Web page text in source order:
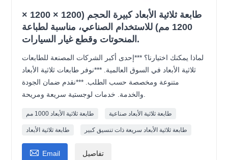
طابعة ثلاثية الأبعاد كبيرة الحجم (1200 × 1200 ×
1200 مم) للاستخدام الصناعي، مناسبة لطباعة
المنحوتات وقطع غيار السيارات.
لماذا يمكنك اختيارنا؟ ***إحدى أكبر الشركات المصنعة للطابعات
ثلاثية الأبعاد في السوق العالمية. ***نوفر طابعات ثلاثية الأبعاد
متنوعة ومخصصة حسب الطلب. ***نقدم ضمان الجودة
طابعة ثلاثية الأبعاد 1000 مم طابعة ثلاثية الأبعاد صناعية
طابعة ثلاثية الأبعاد طابعة ثلاثية الأبعاد سريعة ذات تنسيق كبير
 Email تفاصيل